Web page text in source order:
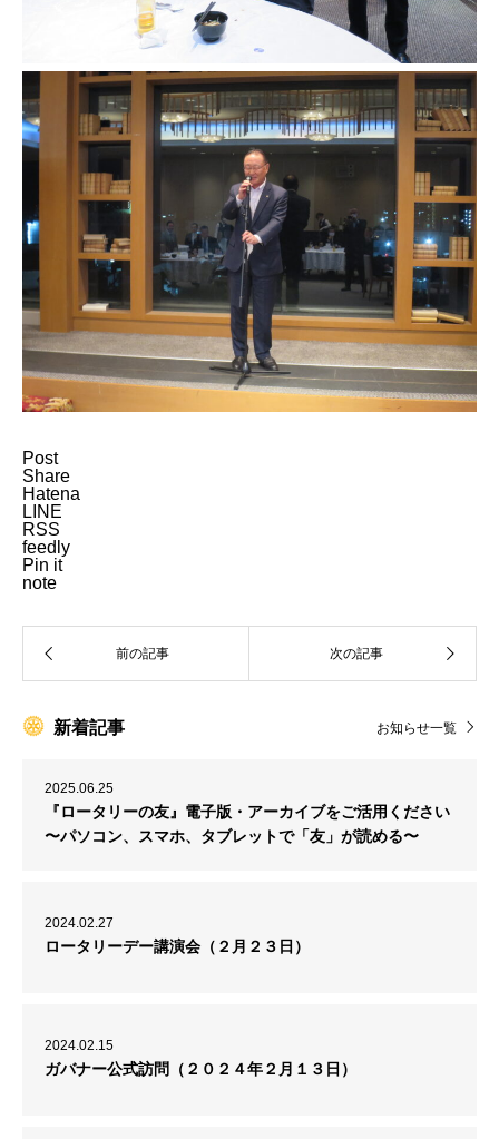
Post
Share
Hatena
LINE
RSS
feedly
Pin it
note
新着記事 お知らせ一覧
2025.06.25
『ロータリーの友』電子版・アーカイブをご活用ください
〜パソコン、スマホ、タブレットで「友」が読める〜
2024.02.27
ロータリーデー講演会（２月２３日）
2024.02.15
ガバナー公式訪問（２０２４年２月１３日）